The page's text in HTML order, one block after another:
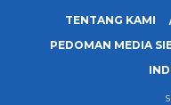
TENTANG KAMI
PEDOMAN MEDIA